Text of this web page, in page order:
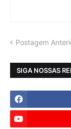
Postagem
SIGA NOSSAS